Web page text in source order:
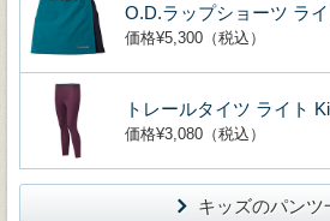
O.D.ラップショーツ ラ
価格¥5,300（税込）
トレールタイツ ライト
価格¥3,080（税込）
キッズのパンツ